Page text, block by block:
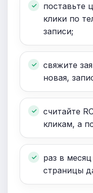
поставьте
клики по
записи;
свяжите
новая,
считайте
кликам, а
раз в
страницы